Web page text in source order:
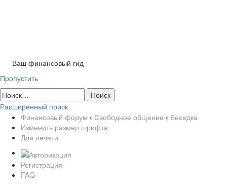
Ваш финансовый гид
Пропустить
Расширенный поиск
Финансовый форум ‹ Свободное общение ‹ Беседка
Изменить размер шрифта
Для печати
Регистрация
FAQ